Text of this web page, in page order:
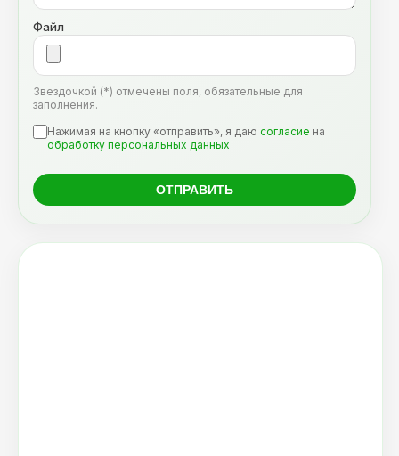
Файл
Звездочкой (*) отмечены поля, обязательные для
заполнения.
Нажимая на кнопку «отправить», я даю согласие на
обработку персональных данных